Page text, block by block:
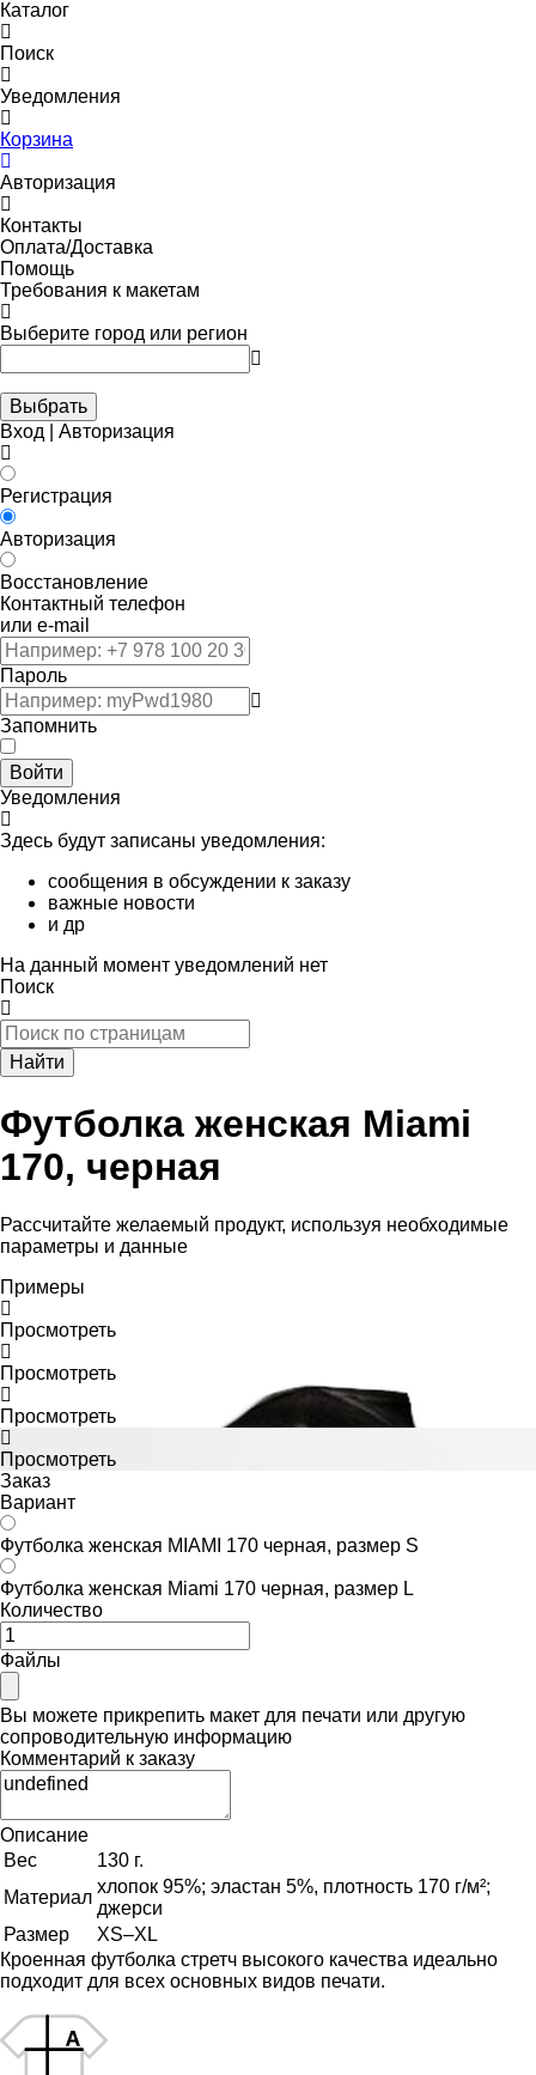
Каталог
Поиск
Уведомления
Корзина
Авторизация
Контакты
Оплата/Доставка
Помощь
Требования к макетам
Выберите город или регион
Выбрать
Вход | Авторизация
Регистрация
Авторизация
Восстановление
Контактный телефон
или e-mail
Пароль
Запомнить
Войти
Уведомления
Здесь будут записаны уведомления:
сообщения в обсуждении к заказу
важные новости
и др
На данный момент уведомлений нет
Поиск
Найти
Футболка женская Miami
170, черная
Рассчитайте желаемый продукт, используя необходимые
параметры и данные
Примеры
Просмотреть
Просмотреть
Просмотреть
Просмотреть
Заказ
Вариант
Футболка женская MIAMI 170 черная, размер S
Футболка женская Miami 170 черная, размер L
Количество
Файлы
Вы можете прикрепить макет для печати или другую
сопроводительную информацию
Комментарий к заказу
Описание
Вес
130 г.
Материал
хлопок 95%; эластан 5%, плотность 170 г/м²;
джерси
Размер
XS–XL
Кроенная футболка стретч высокого качества идеально
подходит для всех основных видов печати.